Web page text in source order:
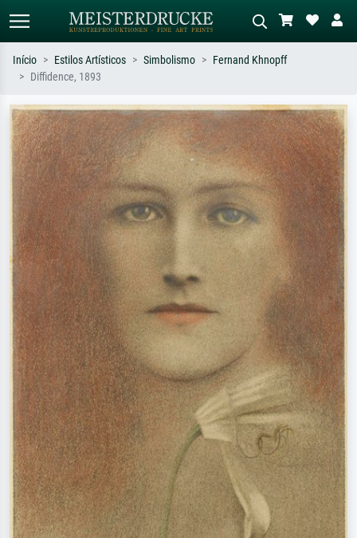
Pesquise por artista, título ou estilo –
ex: Monet, Noite Estrelada,
impressionismo, onda de Hokusai, nu.
Descreva a cena – ex: prado verde,
abstrato com muito vermelho, pintura
a óleo escura, nu em pé ao lado de
uma árvore.
Início Estilos Artísticos Simbolismo
Fernand Khnopff
Diffidence, 1893